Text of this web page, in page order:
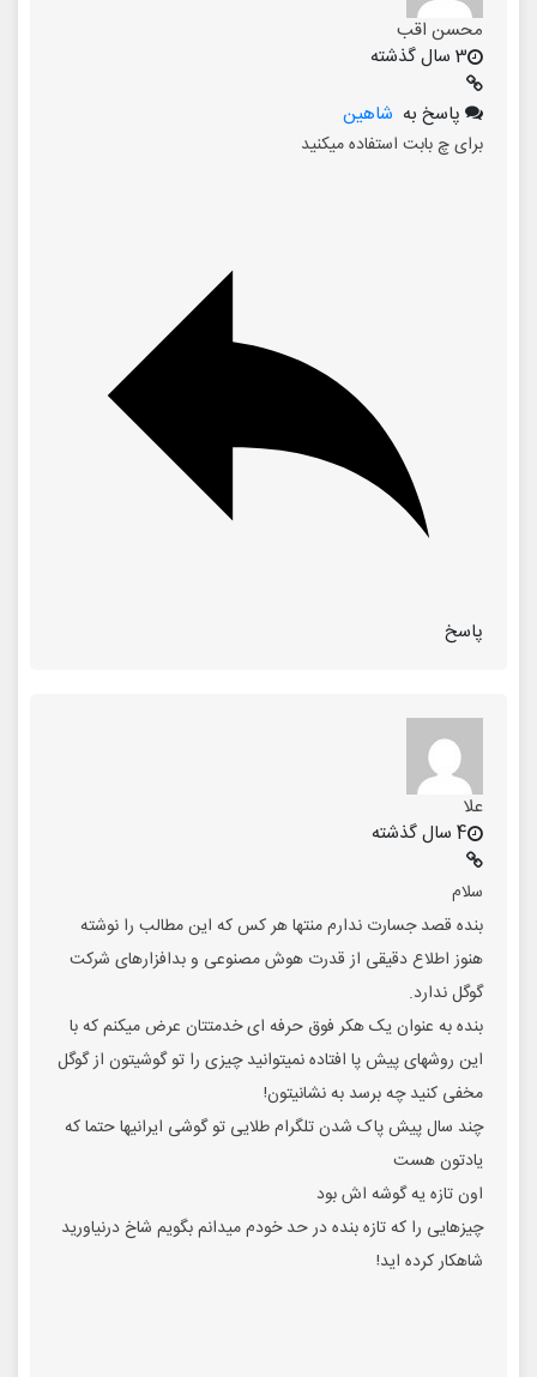
محسن اقب
3 سال گذشته
پاسخ به شاهین
برای چ بابت استفاده میکنید
پاسخ
علا
4 سال گذشته
سلام
بنده قصد جسارت ندارم منتها هر کس که این مطالب را نوشته
هنوز اطلاع دقیقی از قدرت هوش مصنوعی و بدافزارهای شرکت
گوگل ندارد.
بنده به عنوان یک هکر فوق حرفه ای خدمتتان عرض میکنم که با
این روشهای پیش پا افتاده نمیتوانید چیزی را تو گوشیتون از گوگل
مخفی کنید چه برسد به نشانیتون!
چند سال پیش پاک شدن تلگرام طلایی تو گوشی ایرانیها حتما که
یادتون هست
اون تازه یه گوشه اش بود
چیزهایی را که تازه بنده در حد خودم میدانم بگویم شاخ درنیاورید
شاهکار کرده اید!